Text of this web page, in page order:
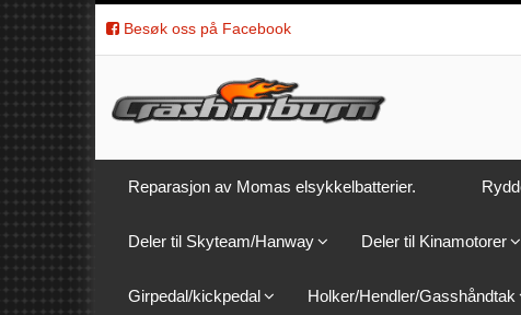
Besøk oss på Facebook
Reparasjon av Momas elsykkelbatterier.
Deler til Skyteam/Hanway Deler til Kinamotorer
Girpedal/kickpedal Holker/Hendler/Gasshåndtak